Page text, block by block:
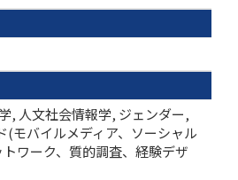
, 人文社会情報学, ジェンダー,
(モバイルメディア、ソーシャル
ワーク、質的調査、経験デザ